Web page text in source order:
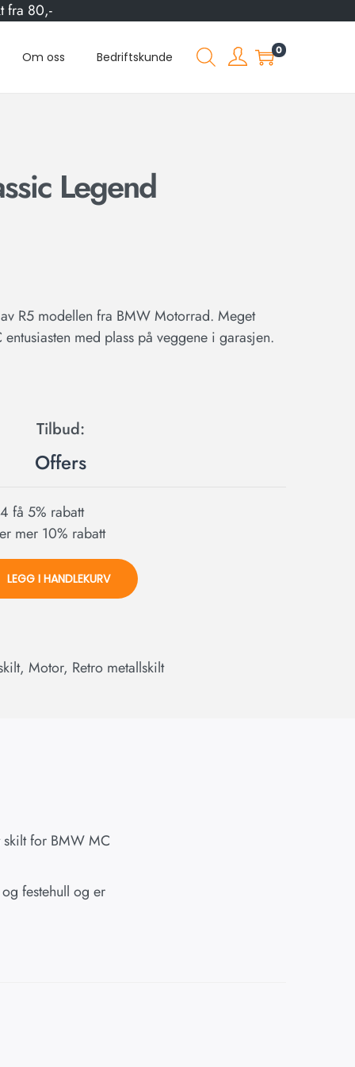
fra 80,-
Om oss Bedriftskunde 0
Legend
R5 modellen fra BMW Motorrad. Meget
med plass på veggene i garasjen.
Offers
få 5% rabatt
mer 10% rabatt
LEGG I HANDLEKURV
, Motor, Retro metallskilt
for BMW MC
festehull og er